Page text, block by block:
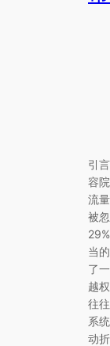
引
容
流
被
当
了
越
往
系
动